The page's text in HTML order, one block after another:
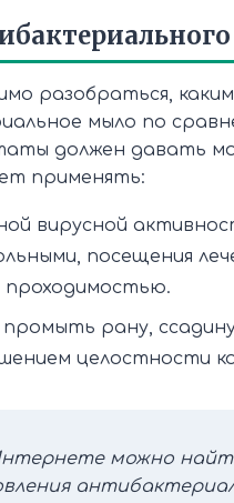
разобраться,
мыло по
должен давать
применять:
вирусной
посещения
проходимостью.
рану,
целостности
можно